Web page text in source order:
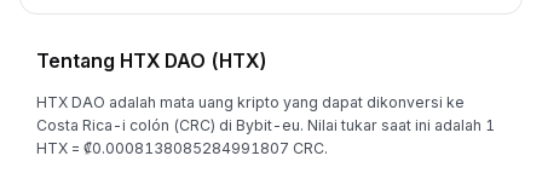
Tentang HTX DAO (HTX)
HTX DAO adalah mata uang kripto yang dapat dikonversi ke
Costa Rica-i colón (CRC) di Bybit-eu. Nilai tukar saat ini adalah 1
HTX = ₡0.0008138085284991807 CRC.